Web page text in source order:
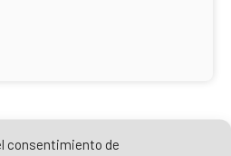
consentimiento de